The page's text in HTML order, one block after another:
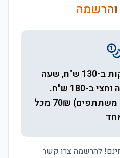
והרשמה
אימון אישי: 45 דקות ב-130 ש"ח, שעה
אימון קבוצתי (עד 5 משתתפים) 70₪ מכל
חינם! להרשמה צרו קשר